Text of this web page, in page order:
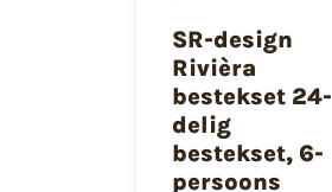
SR-design
Rivièra
bestekset 24-
delig
bestekset, 6-
persoons